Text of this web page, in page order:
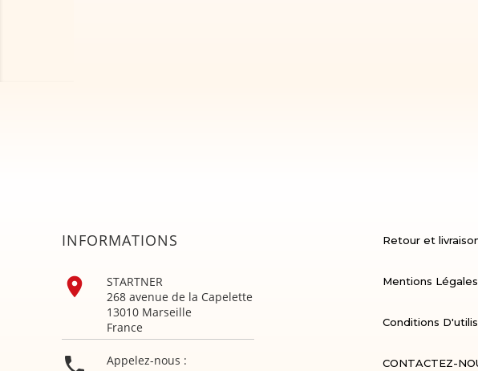
INFORMATIONS

STARTNER
268 avenue de la Capelette
13010 Marseille
France
 Appelez-nous :
Retour et
Mentions Légales
Conditions
CONTACTEZ-